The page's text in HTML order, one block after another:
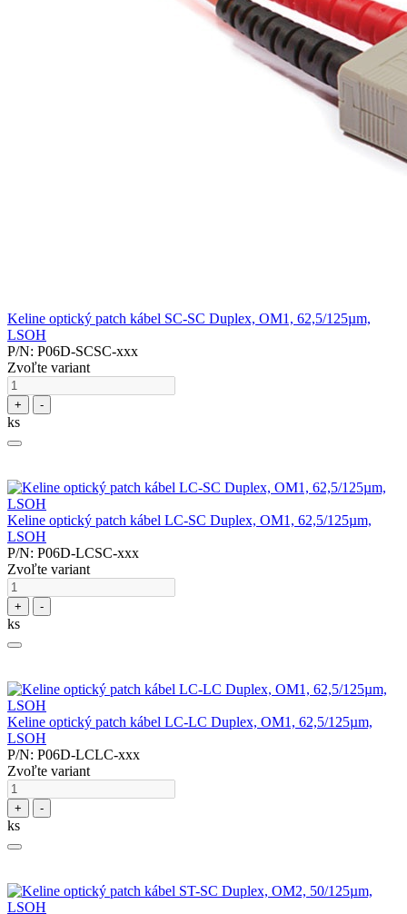
Keline optický patch kábel SC-SC Duplex, OM1, 62,5/125µm,
LSOH
P/N: P06D-SCSC-xxx
Zvoľte variant
+ -
ks
Keline optický patch kábel LC-SC Duplex, OM1, 62,5/125µm,
LSOH
P/N: P06D-LCSC-xxx
Zvoľte variant
+ -
ks
Keline optický patch kábel LC-LC Duplex, OM1, 62,5/125µm,
LSOH
P/N: P06D-LCLC-xxx
Zvoľte variant
+ -
ks